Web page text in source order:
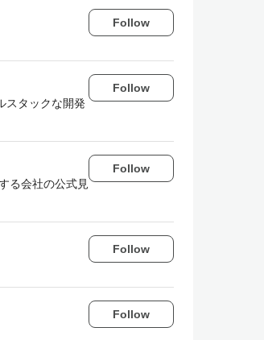
Follow
スタックな開発
Follow
る会社の公式見
Follow
Follow
Follow